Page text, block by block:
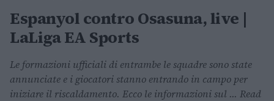
Espanyol contro Osasuna, live |
LaLiga EA Sports
Le formazioni ufficiali di entrambe le squadre sono state
annunciate e i giocatori stanno entrando in campo per
iniziare il riscaldamento. Ecco le informazioni sul ... Read